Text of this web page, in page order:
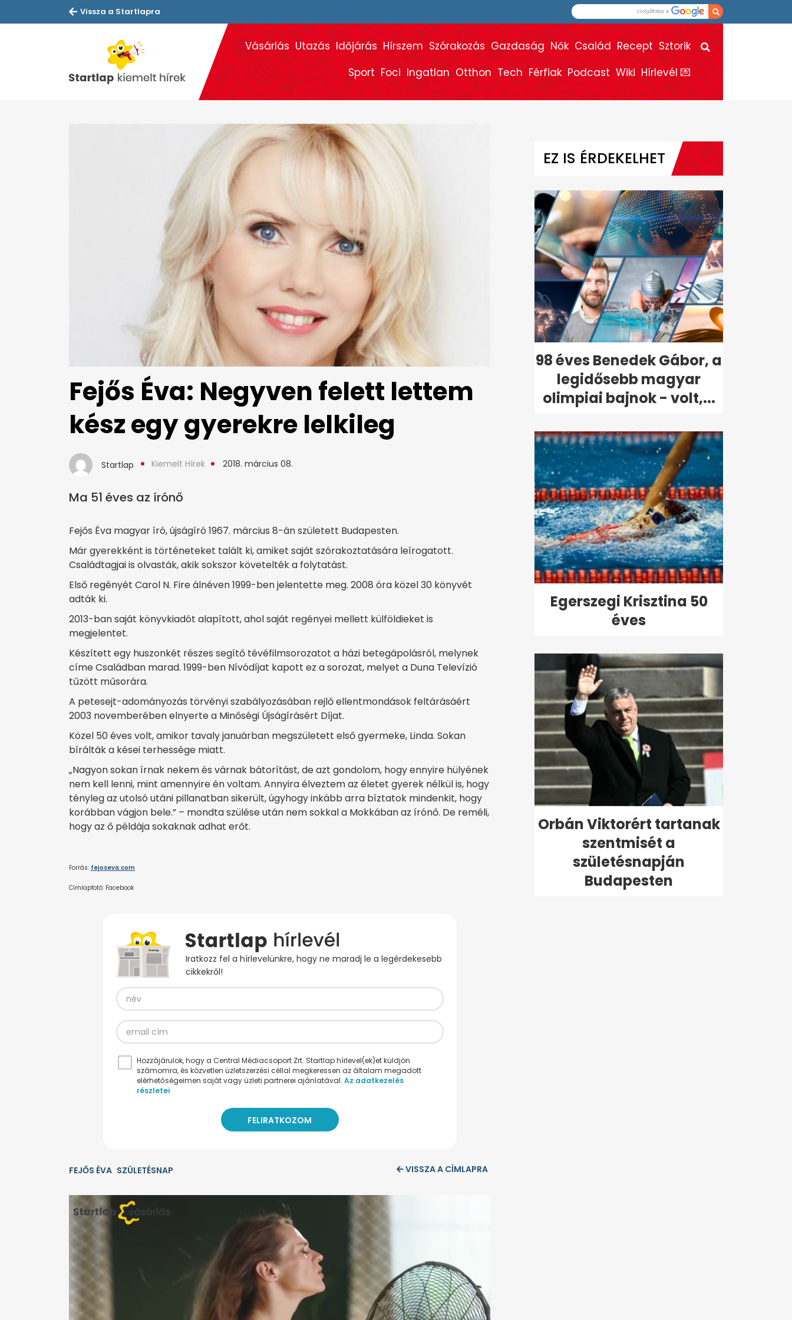
Vissza a Startlapra
Vásárlás Utazás Időjárás Hírszem Szórakozás Gazdaság Nők Család Recept Sztorik
Sport Foci Ingatlan Otthon Tech Férfiak Podcast Wiki Hírlevél 💌
Fejős Éva: Negyven felett lettem
kész egy gyerekre lelkileg
Startlap Kiemelt Hírek 2018. március 08.
Ma 51 éves az írónő
Fejős Éva magyar író, újságíró 1967. március 8-án született Budapesten.
Már gyerekként is történeteket talált ki, amiket saját szórakoztatására leírogatott.
Családtagjai is olvasták, akik sokszor követelték a folytatást.
Első regényét Carol N. Fire álnéven 1999-ben jelentette meg. 2008 óra közel 30 könyvét
adták ki.
2013-ban saját könyvkiadót alapított, ahol saját regényei mellett külföldieket is
megjelentet.
Készített egy huszonkét részes segítő tévéfilmsorozatot a házi betegápolásról, melynek
címe Családban marad. 1999-ben Nívódíjat kapott ez a sorozat, melyet a Duna Televízió
tűzött műsorára.
A petesejt-adományozás törvényi szabályozásában rejlő ellentmondások feltárásáért
2003 novemberében elnyerte a Minőségi Újságírásért Díjat.
Közel 50 éves volt, amikor tavaly januárban megszületett első gyermeke, Linda. Sokan
bírálták a kései terhessége miatt.
„Nagyon sokan írnak nekem és várnak bátorítást, de azt gondolom, hogy ennyire hülyének
nem kell lenni, mint amennyire én voltam. Annyira élveztem az életet gyerek nélkül is, hogy
tényleg az utolsó utáni pillanatban sikerült, úgyhogy inkább arra bíztatok mindenkit, hogy
korábban vágjon bele.” – mondta szülése után nem sokkal a Mokkában az írónő. De reméli,
hogy az ő példája sokaknak adhat erőt.
Forrás: fejoseva.com
Címlapfotó: Facebook
Iratkozz fel a hírlevelünkre, hogy ne maradj le a legérdekesebb
cikkekről!
Hozzájárulok, hogy a Central Médiacsoport Zrt. Startlap hírlevel(ek)et küldjön
számomra, és közvetlen üzletszerzési céllal megkeressen az általam megadott
elérhetőségeimen saját vagy üzleti partnerei ajánlatával. Az adatkezelés
részletei
FEJŐS ÉVA SZÜLETÉSNAP VISSZA A CÍMLAPRA
EZ IS ÉRDEKELHET
98 éves Benedek Gábor, a
legidősebb magyar
olimpiai bajnok - volt,...
Egerszegi Krisztina 50
éves
Orbán Viktorért tartanak
szentmisét a
születésnapján
Budapesten